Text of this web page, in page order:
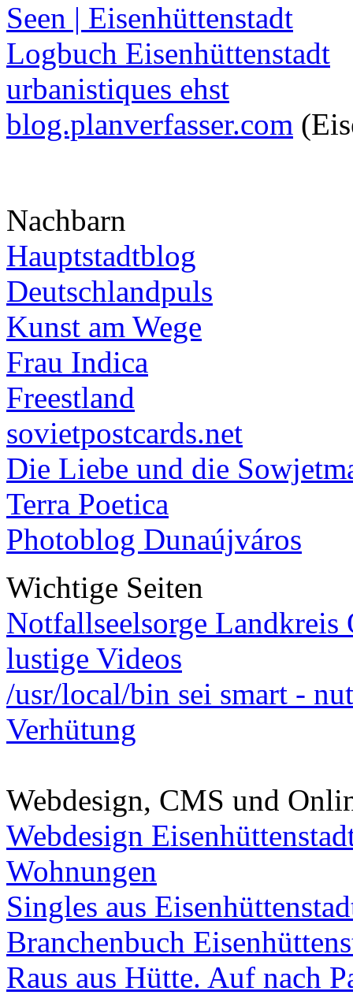
Seen | Eisenhüttenstadt
Logbuch Eisenhüttenstadt
urbanistiques ehst
blog.planverfasser.com
Nachbarn
Hauptstadtblog
Deutschlandpuls
Kunst am Wege
Frau Indica
Freestland
sovietpostcards.net
Die Liebe und die
Terra Poetica
Photoblog Dunaújváros
Wichtige Seiten
Notfallseelsorge Landkreis
lustige Videos
/usr/local/bin sei smart -
Verhütung
Webdesign, CMS und
Webdesign
Wohnungen
Singles aus
Branchenbuch
Raus aus Hütte. Auf nach